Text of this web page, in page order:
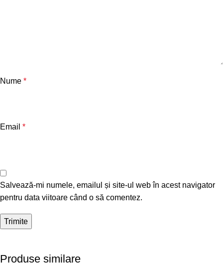
Nume *
Email *
Salvează-mi numele, emailul și site-ul web în acest navigator
pentru data viitoare când o să comentez.
Produse similare